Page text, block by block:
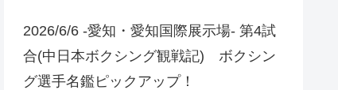
2026/6/6 -愛知・愛知国際展示場- 第4試
合(中日本ボクシング観戦記) ボクシン
グ選手名鑑ピックアップ！